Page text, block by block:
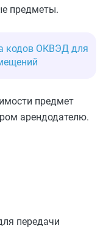
предметы.
кодов ОКВЭД для
предмет
арендодателю.
передачи